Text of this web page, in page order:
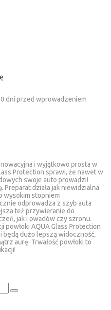
dni przed wprowadzeniem
i wyjątkowo prosta w
Protection sprawi, że nawet w
swoje auto prowadził
Preparat działa jak niewidzialna
wysokim stopniem
odprowadza z szyb auta
też przywieranie do
jak i owadów czy szronu.
powłoki AQUA Glass Protection
będą dużo lepszą widoczność,
aurę. Trwałość powłoki to